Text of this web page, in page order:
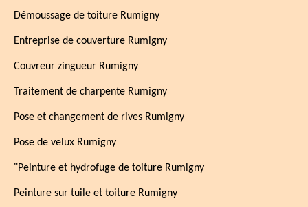
Démoussage de toiture Rumigny
Entreprise de couverture Rumigny
Couvreur zingueur Rumigny
Traitement de charpente Rumigny
Pose et changement de rives Rumigny
Pose de velux Rumigny
¨Peinture et hydrofuge de toiture Rumigny
Peinture sur tuile et toiture Rumigny